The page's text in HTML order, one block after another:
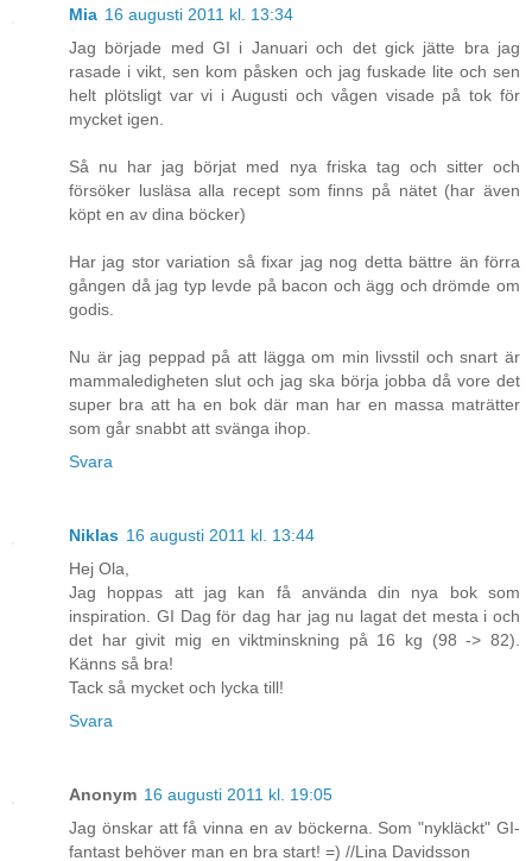
Mia 16 augusti 2011 kl. 13:34
Jag började med GI i Januari och det gick jätte bra jag
rasade i vikt, sen kom påsken och jag fuskade lite och sen
helt plötsligt var vi i Augusti och vågen visade på tok för
mycket igen.
Så nu har jag börjat med nya friska tag och sitter och
försöker lusläsa alla recept som finns på nätet (har även
köpt en av dina böcker)
Har jag stor variation så fixar jag nog detta bättre än förra
gången då jag typ levde på bacon och ägg och drömde om
godis.
Nu är jag peppad på att lägga om min livsstil och snart är
mammaledigheten slut och jag ska börja jobba då vore det
super bra att ha en bok där man har en massa maträtter
som går snabbt att svänga ihop.
Svara
Niklas 16 augusti 2011 kl. 13:44
Hej Ola,
Jag hoppas att jag kan få använda din nya bok som
inspiration. GI Dag för dag har jag nu lagat det mesta i och
det har givit mig en viktminskning på 16 kg (98 -> 82).
Känns så bra!
Tack så mycket och lycka till!
Svara
Anonym 16 augusti 2011 kl. 19:05
Jag önskar att få vinna en av böckerna. Som "nykläckt" GI-
fantast behöver man en bra start! =) //Lina Davidsson